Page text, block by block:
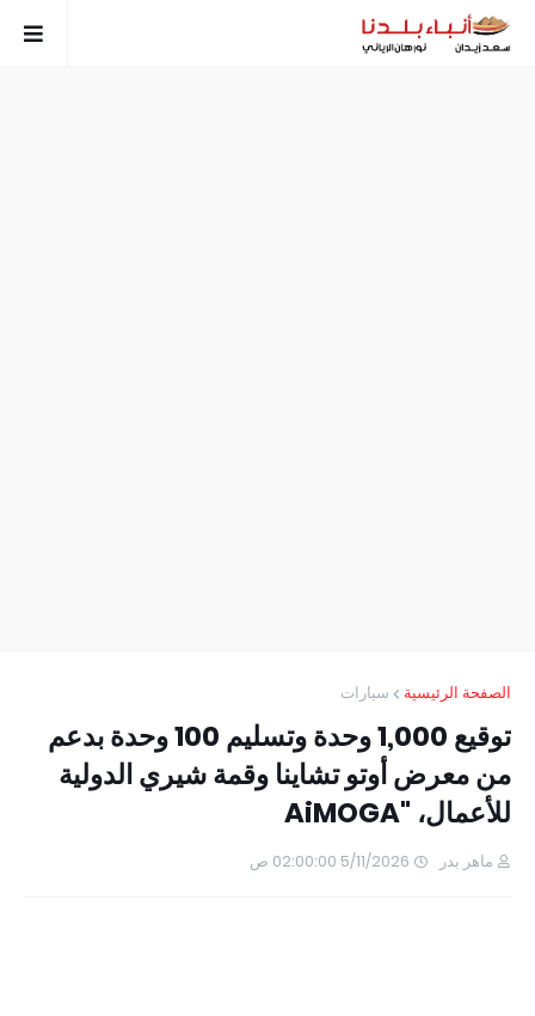
الصفحة الرئيسية سيارات
توقيع 1,000 وحدة وتسليم 100 وحدة بدعم
من معرض أوتو تشاينا وقمة شيري الدولية
للأعمال، "AiMOGA
ماهر بدر 5/11/2026 02:00:00 ص